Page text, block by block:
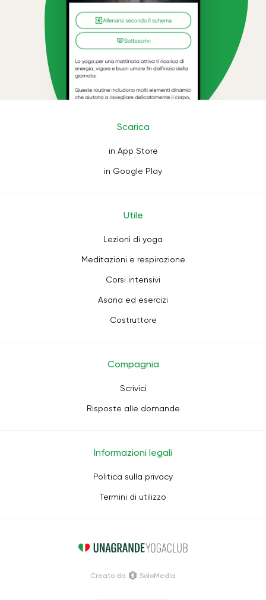
Scarica
in App Store
in Google Play
Utile
Lezioni di yoga
Meditazioni e respirazione
Corsi intensivi
Asana ed esercizi
Costruttore
Compagnia
Scrivici
Risposte alle domande
Informazioni legali
Politica sulla privacy
Termini di utilizzo
Creato da SoloMedia